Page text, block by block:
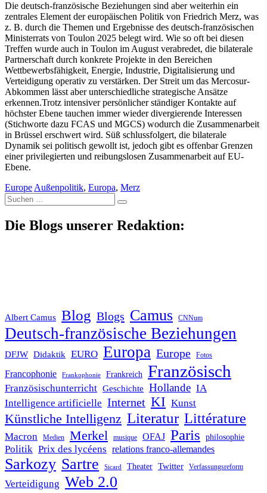
Die deutsch-französische Beziehungen sind aber weiterhin ein
zentrales Element der europäischen Politik von Friedrich Merz, was
z. B. durch die Themen und Ergebnisse des deutsch-französischen
Ministerrats von Toulon 2025 belegt wird. Wie so oft bei diesen
Treffen wurde auch in Toulon im August verabredet, die bilaterale
Partnerschaft durch konkrete Projekte in den Bereichen
Wettbewerbsfähigkeit, Energie, Industrie, Digitalisierung und
Verteidigung operativ zu verstärken. Der Streit um das Mercosur-
Abkommen lässt aber unterschiedliche strategische Ansätze
erkennen.Trotz intensiver persönlicher ständiger Kontakte auf
höchster Ebene tauchen immer wieder divergierende Interessen
(Stichworte dazu FCAS und MGCS) wodurch die Zusammenarbeit
in Brüssel erschwert wird. Süß schlussfolgert, die bilaterale
Dynamik sei politisch gewollt ist, jedoch gibt es offenbar Grenzen
einer privilegierten und reibungslosen Zusammenarbeit auf EU-
Ebene.
EuropeAußenpolitik, Europa, Merz
Suche
nach:
Die Blogs unserer Redaktion:
Albert Camus Blog Blogs Camus CNNum
Deutsch-französische Beziehungen
DFJW Didaktik EURO Europa Europe Fotos
Francophonie Frankophonie Frankreich Französisch
Französischunterricht Geschichte Hollande IA
Intelligence artificielle Internet KI Kunst
Künstliche Intelligenz Literatur Littérature
Macron Medien Merkel musique OFAJ Paris philosophie
Politik Prix des lycéens relations franco-allemandes
Sarkozy Sartre Sicard Theater Twitter Verfassungsreform
Verteidigung Web 2.0